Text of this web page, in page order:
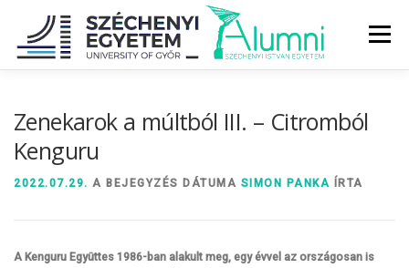
tartalomhoz
Menü
DIPLOMÁN TÚL
Zenekarok a múltból III. – Citromból
Kenguru
2022.07.29. A BEJEGYZÉS DÁTUMA SIMON PANKA ÍRTA
A Kenguru Együttes 1986-ban alakult meg, egy évvel az országosan is